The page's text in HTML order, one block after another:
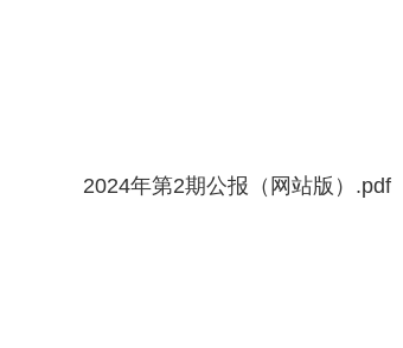
2024年第2期公报（网站版）.pdf